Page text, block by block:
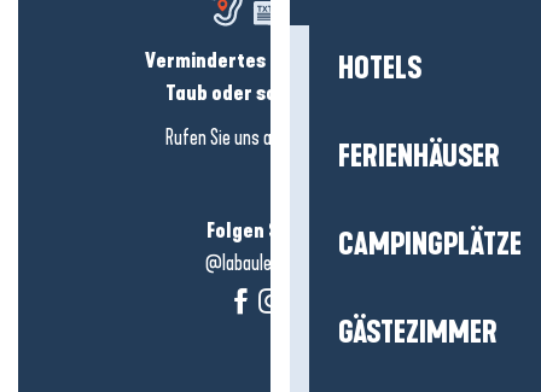
HOTELS
FERIENHÄUSER
CAMPINGPLÄTZE
GÄSTEZIMMER
Vermindertes Hörvermögen?
Taub oder schwerhörig?
Rufen Sie uns an in
hier klicken
Folgen Sie uns!
@labauleguérande